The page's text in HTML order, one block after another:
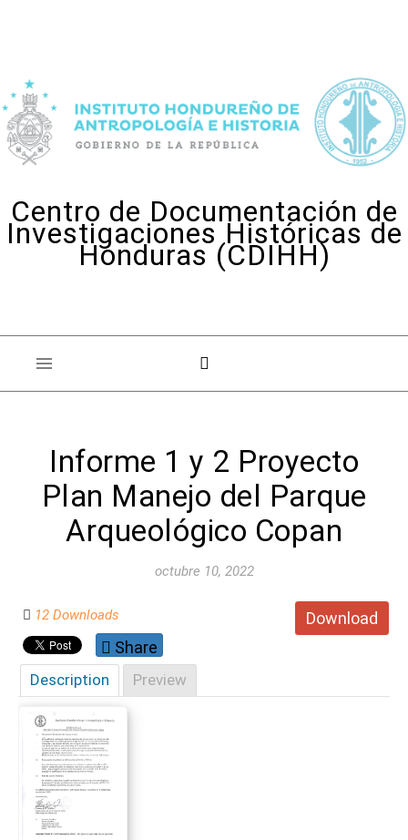
Centro de Documentación de
Investigaciones Históricas de
Honduras (CDIHH)
Informe 1 y 2 Proyecto
Plan Manejo del Parque
Arqueológico Copan
octubre 10, 2022
Download
12 Downloads
Share
Description Preview